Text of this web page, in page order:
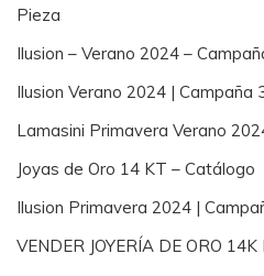
Pieza
Ilusion – Verano 2024 –
Ilusion Verano 2024 | Campaña
Lamasini Primavera Verano
Joyas de Oro 14 KT – Catálogo
Ilusion Primavera 2024 |
VENDER JOYERÍA DE ORO